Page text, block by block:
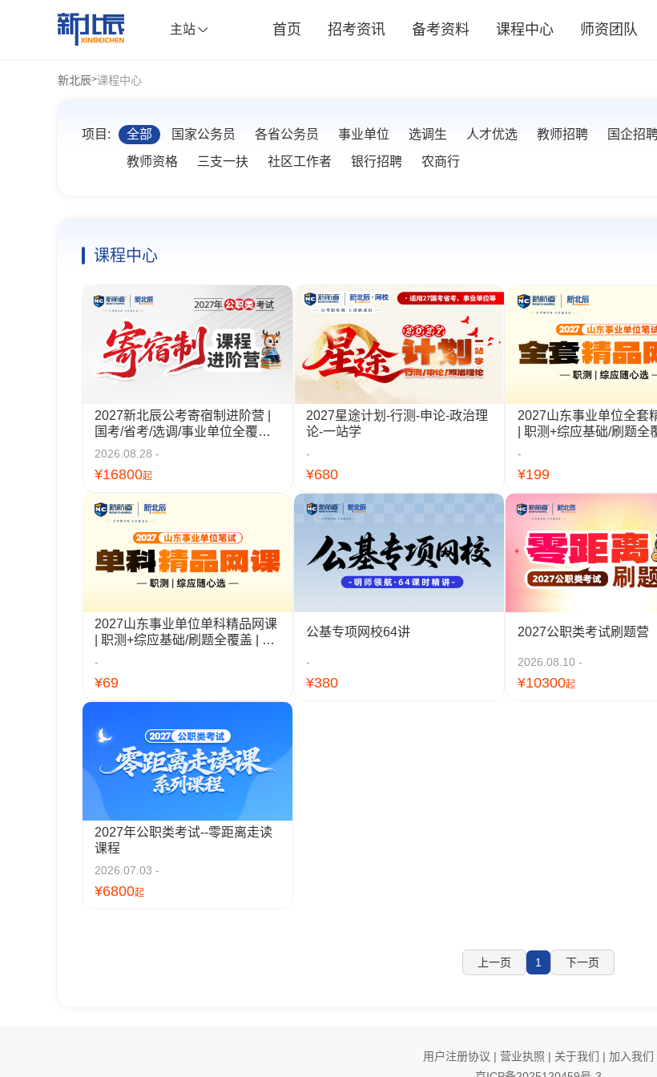
主站 首页 招考资讯 备考资料 课程中心 师资团队
验证码: 获取验证码
新北辰>课程中心
项目: 全部 国家公务员 各省公务员 事业单位 选调生 人才优选 教师招聘 国企招
教师资格
三支一扶 社区工作者 银行招聘 农商行
课程中心
2027新北辰公考寄宿制进阶营 |
国考/省考/选调/事业单位全覆盖 |
吃住学一体高三式集训
2026.08.28 -
¥16800起
2027星途计划-行测-申论-政治理
论-一站学
-
¥680
2027山东事业单位全套
| 职测+综应基础/刷题全
-
¥199
2027山东事业单位单科精品网课
| 职测+综应基础/刷题全覆盖 | 山
-
¥69
公基专项网校64讲
-
¥380
2027公职类考试刷题营
2026.08.10 -
¥10300起
2027年公职类考试--零距离走读
课程
2026.07.03 -
¥6800起
上一页 1 下一页
用户注册协议 | 营业执照 | 关于我们 | 加入我们